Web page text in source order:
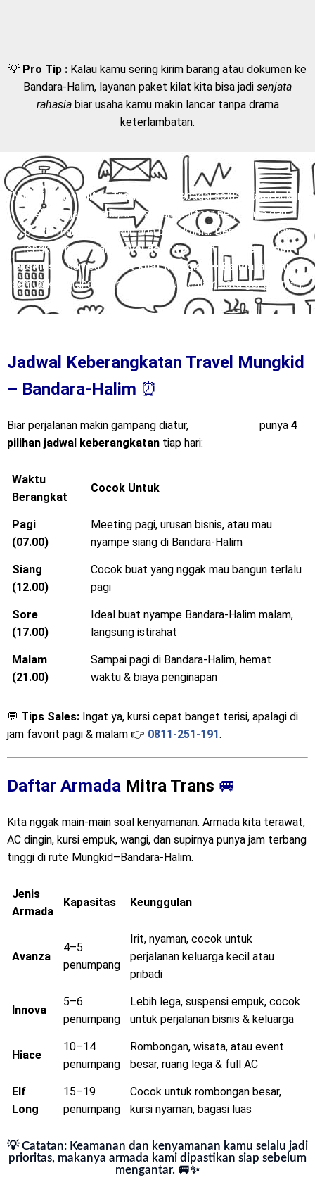
💡 Pro Tip : Kalau kamu sering kirim barang atau dokumen ke
Bandara-Halim, layanan paket kilat kita bisa jadi senjata
rahasiabiar usaha kamu makin lancar tanpa drama
keterlambatan.
Nah, di sinilah Mitra Trans
hadir sebagai solusi. Kami bukan
sekadar jasa transportasi, tapi partner perjalanan dan
pengiriman yang selalu ada buat kamu. Dengan layanan
lengkap mulai dari
travel door to door,
charter mobil
eksklusif , sampaipaket kilat Mungkid – Bandara-Halim
semua kebutuhanmu bisa terpenuhi dalam satu genggaman.
Jadwal Keberangkatan Travel Mungkid
– Bandara-Halim ⏰
Biar perjalanan makin gampang diatur, punya 4
pilihan jadwal keberangkatan tiap hari:
Waktu
Berangkat
Cocok Untuk
Pagi
(07.00)
Meeting pagi, urusan bisnis, atau mau
nyampe siang di Bandara-Halim
Siang
(12.00)
Cocok buat yang nggak mau bangun terlalu
pagi
Sore
(17.00)
Ideal buat nyampe Bandara-Halim malam,
langsung istirahat
Malam
(21.00)
Sampai pagi di Bandara-Halim, hemat
waktu & biaya penginapan
💬 Tips Sales: Ingat ya, kursi cepat banget terisi, apalagi di
jam favorit pagi & malam 👉 0811-251-191.
Daftar Armada Mitra Trans 🚐
Kita nggak main-main soal kenyamanan. Armada kita terawat,
AC dingin, kursi empuk, wangi, dan supirnya punya jam terbang
tinggi di rute Mungkid–Bandara-Halim.
Jenis
Armada
Kapasitas Keunggulan
Avanza
4–5
penumpang
Irit, nyaman, cocok untuk
perjalanan keluarga kecil atau
pribadi
Innova
5–6
penumpang
Lebih lega, suspensi empuk, cocok
untuk perjalanan bisnis & keluarga
Hiace
10–14
penumpang
Rombongan, wisata, atau event
besar, ruang lega & full AC
Elf
Long
15–19
penumpang
Cocok untuk rombongan besar,
kursi nyaman, bagasi luas
💡 Catatan: Keamanan dan kenyamanan kamu selalu jadi
prioritas, makanya armada kami dipastikan siap sebelum
mengantar. 🚐✨